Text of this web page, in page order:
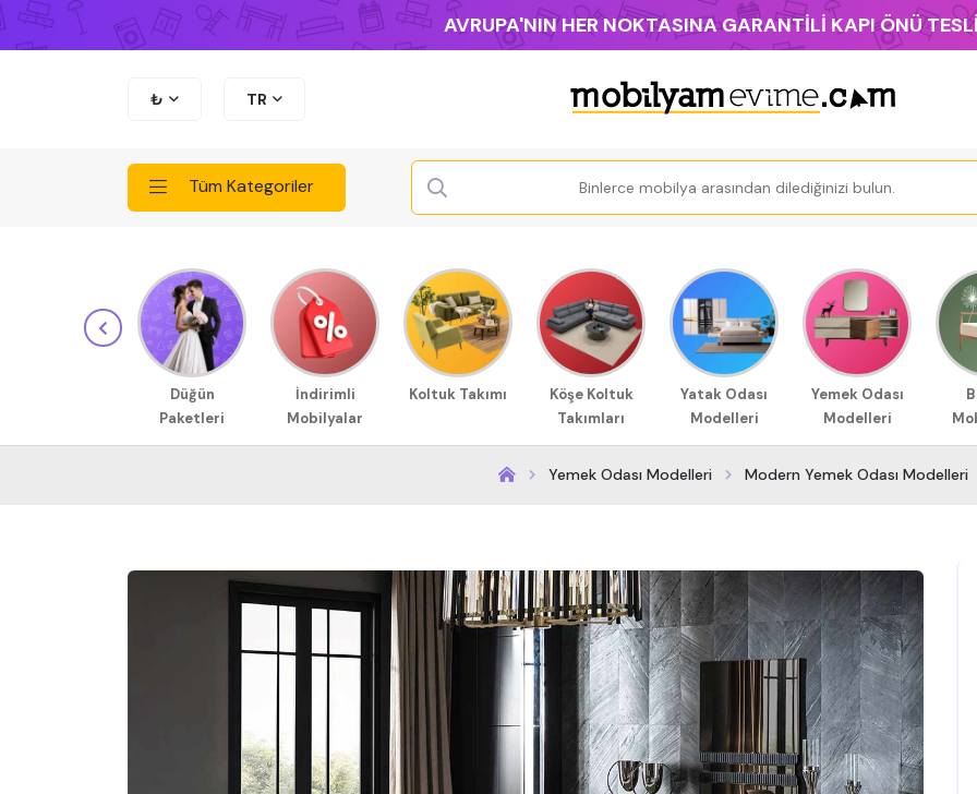
AVRUPA'NIN HER NOKTASINA GARANTİLİ KAPI ÖNÜ
₺ TR
Tüm Kategoriler
Düğün
Paketleri
İndirimli
Mobilyalar
Koltuk Takımı
Köşe Koltuk
Takımları
Yatak Odası
Modelleri
Yemek Odası
Modelleri
Yemek Odası Modelleri Modern Yemek Odası Modelleri